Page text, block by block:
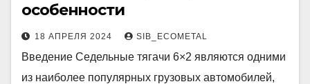
особенности
18 АПРЕЛЯ 2024 SIB_ECOMETAL
Введение Седельные тягачи 6×2 являются одними
из наиболее популярных грузовых автомобилей,